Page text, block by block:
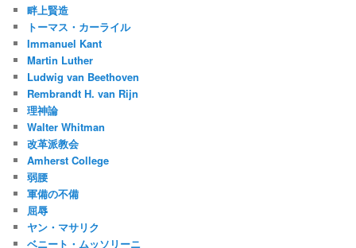
畔上賢造
トーマス・カーライル
Immanuel Kant
Martin Luther
Ludwig van Beethoven
Rembrandt H. van Rijn
理神論
Walter Whitman
改革派教会
Amherst College
弱腰
軍備の不備
屈辱
ヤン・マサリク
ベニート・ムッソリーニ